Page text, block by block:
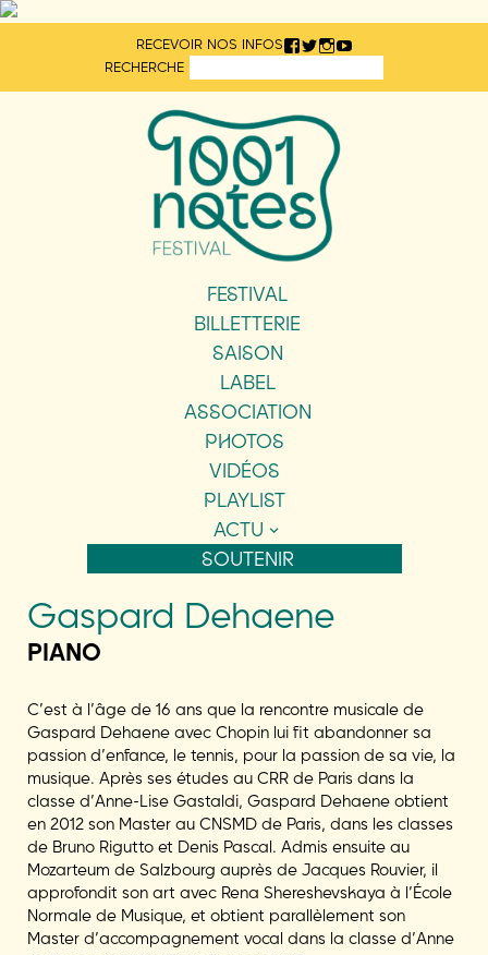
RECEVOIR NOS INFOS
RECHERCHE
FESTIVAL
BILLETTERIE
SAISON
LABEL
ASSOCIATION
PHOTOS
VIDÉOS
PLAYLIST
ACTU
SOUTENIR
Gaspard Dehaene
PIANO
C’est à l’âge de 16 ans que la rencontre musicale de
Gaspard Dehaene avec Chopin lui fit abandonner sa
passion d’enfance, le tennis, pour la passion de sa vie, la
musique. Après ses études au CRR de Paris dans la
classe d’Anne-Lise Gastaldi, Gaspard Dehaene obtient
en 2012 son Master au CNSMD de Paris, dans les classes
de Bruno Rigutto et Denis Pascal. Admis ensuite au
Mozarteum de Salzbourg auprès de Jacques Rouvier, il
approfondit son art avec Rena Shereshevskaya à l’École
Normale de Musique, et obtient parallèlement son
Master d’accompagnement vocal dans la classe d’Anne